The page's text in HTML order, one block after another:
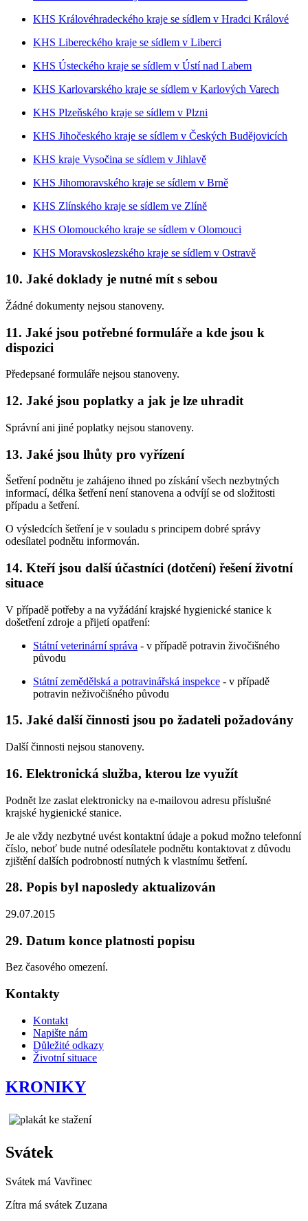
KHS Královéhradeckého kraje se sídlem v Hradci Králové
KHS Libereckého kraje se sídlem v Liberci
KHS Ústeckého kraje se sídlem v Ústí nad Labem
KHS Karlovarského kraje se sídlem v Karlových Varech
KHS Plzeňského kraje se sídlem v Plzni
KHS Jihočeského kraje se sídlem v Českých Budějovicích
KHS kraje Vysočina se sídlem v Jihlavě
KHS Jihomoravského kraje se sídlem v Brně
KHS Zlínského kraje se sídlem ve Zlíně
KHS Olomouckého kraje se sídlem v Olomouci
KHS Moravskoslezského kraje se sídlem v Ostravě
10. Jaké doklady je nutné mít s sebou
Žádné dokumenty nejsou stanoveny.
11. Jaké jsou potřebné formuláře a kde jsou k
dispozici
Předepsané formuláře nejsou stanoveny.
12. Jaké jsou poplatky a jak je lze uhradit
Správní ani jiné poplatky nejsou stanoveny.
13. Jaké jsou lhůty pro vyřízení
Šetření podnětu je zahájeno ihned po získání všech nezbytných
informací, délka šetření není stanovena a odvíjí se od složitosti
případu a šetření.
O výsledcích šetření je v souladu s principem dobré správy
odesílatel podnětu informován.
14. Kteří jsou další účastníci (dotčení) řešení životní
situace
V případě potřeby a na vyžádání krajské hygienické stanice k
došetření zdroje a přijetí opatření:
Státní veterinární správa - v případě potravin živočišného
původu
Státní zemědělská a potravinářská inspekce - v případě
potravin neživočišného původu
15. Jaké další činnosti jsou po žadateli požadovány
Další činnosti nejsou stanoveny.
16. Elektronická služba, kterou lze využít
Podnět lze zaslat elektronicky na e-mailovou adresu příslušné
krajské hygienické stanice.
Je ale vždy nezbytné uvést kontaktní údaje a pokud možno telefonní
číslo, neboť bude nutné odesílatele podnětu kontaktovat z důvodu
zjištění dalších podrobností nutných k vlastnímu šetření.
28. Popis byl naposledy aktualizován
29.07.2015
29. Datum konce platnosti popisu
Bez časového omezení.
Kontakty
Kontakt
Napište nám
Důležité odkazy
Životní situace
KRONIKY
Svátek
Svátek má Vavřinec
Zítra má svátek Zuzana